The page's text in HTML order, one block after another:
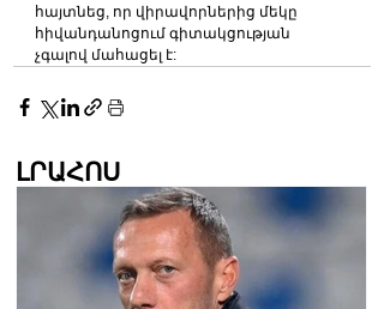
հայտնեց, որ վիրավորներից մեկը
հիվանդանոցում գիտակցության
չգալով մահացել է:
ԼՐԱՀՈՍ